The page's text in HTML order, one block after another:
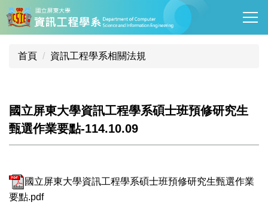
跳
到
主
首頁 資訊工程學系相關法規
國立屏東大學資訊工程學系碩士班預修研究生
甄選作業要點-114.10.09
國立屏東大學資訊工程學系碩士班預修研究生甄選作業
要點.pdf